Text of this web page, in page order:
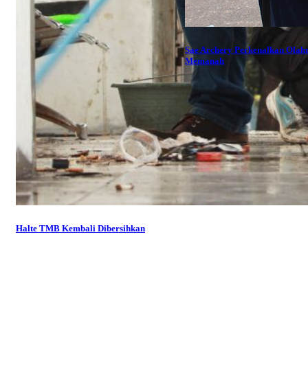
Halte TMB Kembali Dibersihkan
Sae Archery Perkenalkan
Memanah